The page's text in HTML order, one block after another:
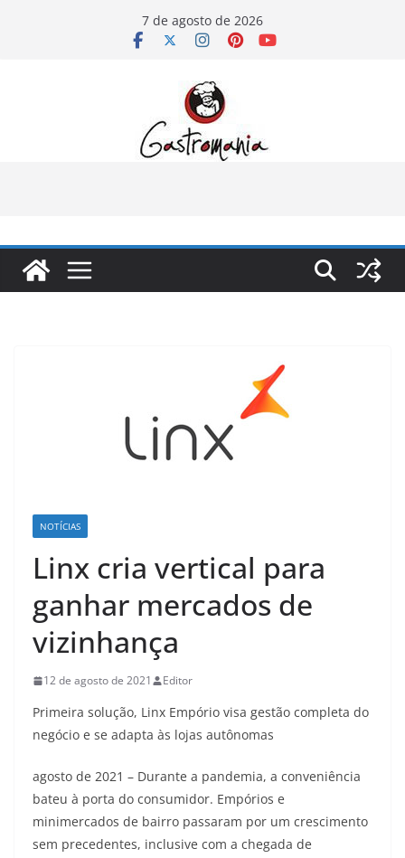
7 de agosto de 2026
NOTÍCIAS
Linx cria vertical para
ganhar mercados de
vizinhança
12 de agosto de 2021 Editor
Primeira solução, Linx Empório visa gestão completa do
negócio e se adapta às lojas autônomas
agosto de 2021 – Durante a pandemia, a conveniência
bateu à porta do consumidor. Empórios e
minimercados de bairro passaram por um crescimento
sem precedentes, inclusive com a chegada de